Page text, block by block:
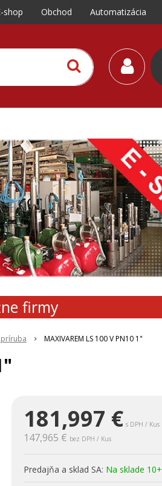
shop Obchod Automatizácia
firmy
príruba MAXIVAREM LS 100 V PN10 1"
181,997 € s DPH / Kus
147,965 € bez DPH / Kus
Predajňa a sklad SA: Na sklade 10+